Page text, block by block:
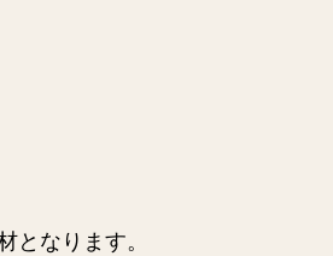
となります。